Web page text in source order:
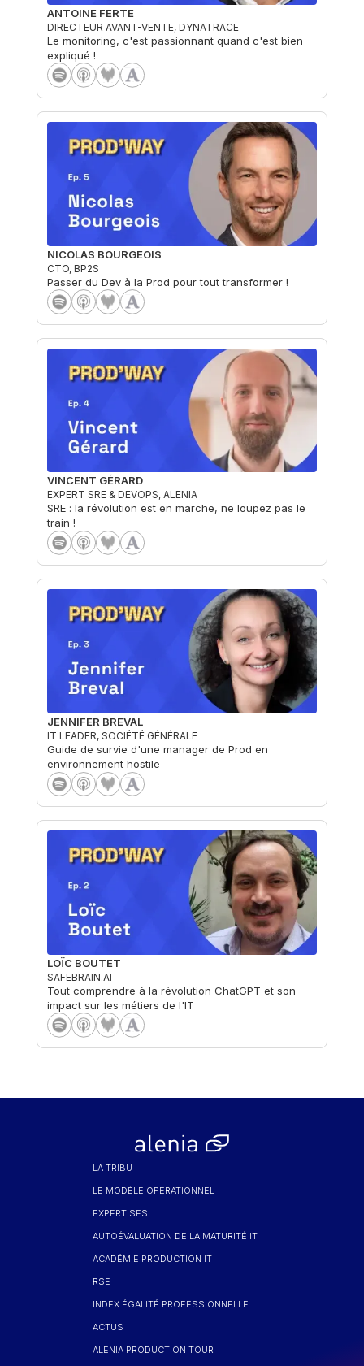
ANTOINE FERTE
DIRECTEUR AVANT-VENTE, DYNATRACE
Le monitoring, c'est passionnant quand c'est bien
expliqué !
NICOLAS BOURGEOIS
CTO, BP2S
Passer du Dev à la Prod pour tout transformer !
VINCENT GÉRARD
EXPERT SRE & DEVOPS, ALENIA
SRE : la révolution est en marche, ne loupez pas le
train !
JENNIFER BREVAL
IT LEADER, SOCIÉTÉ GÉNÉRALE
Guide de survie d'une manager de Prod en
environnement hostile
LOÏC BOUTET
SAFEBRAIN.AI
Tout comprendre à la révolution ChatGPT et son
impact sur les métiers de l'IT
LA TRIBU
LE MODÈLE OPÉRATIONNEL
EXPERTISES
AUTOÉVALUATION DE LA MATURITÉ IT
ACADÉMIE PRODUCTION IT
RSE
INDEX ÉGALITÉ PROFESSIONNELLE
ACTUS
ALENIA PRODUCTION TOUR